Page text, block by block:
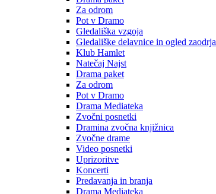
Za odrom
Pot v Dramo
Gledališka vzgoja
Gledališke delavnice in ogled zaodrja
Klub Hamlet
Natečaj Najst
Drama paket
Za odrom
Pot v Dramo
Drama Mediateka
Zvočni posnetki
Dramina zvočna knjižnica
Zvočne drame
Video posnetki
Uprizoritve
Koncerti
Predavanja in branja
Drama Mediateka